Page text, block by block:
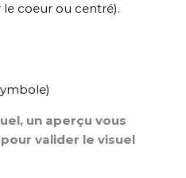
le coeur ou centré).
un aperçu vous
valider le visuel